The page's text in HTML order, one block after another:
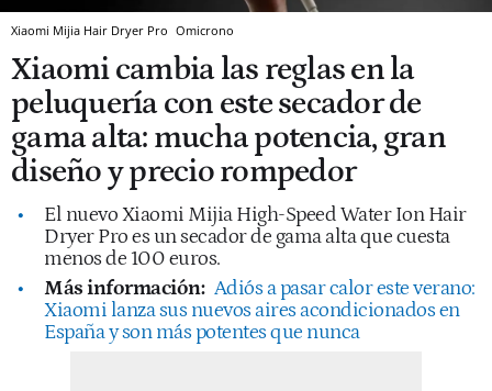
Xiaomi Mijia Hair Dryer Pro Omicrono
Xiaomi cambia las reglas en la
peluquería con este secador de
gama alta: mucha potencia, gran
diseño y precio rompedor
El nuevo Xiaomi Mijia High-Speed Water Ion Hair
Dryer Pro es un secador de gama alta que cuesta
menos de 100 euros.
Más información: Adiós a pasar calor este verano:
Xiaomi lanza sus nuevos aires acondicionados en
España y son más potentes que nunca